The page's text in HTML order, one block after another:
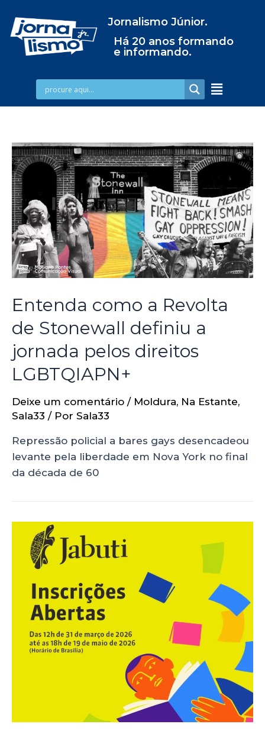
Jornalismo Júnior.
Há 20 anos formando
e informando.
Entenda como a Revolta
de Stonewall definiu a
jornada pelos direitos
LGBTQIAPN+
Deixe um comentário / Moldura, Na Estante,
Sala33 / Por Sala33
Repressão policial a bares gays desencadeou
levante pela liberdade em Nova York no final
da década de 60